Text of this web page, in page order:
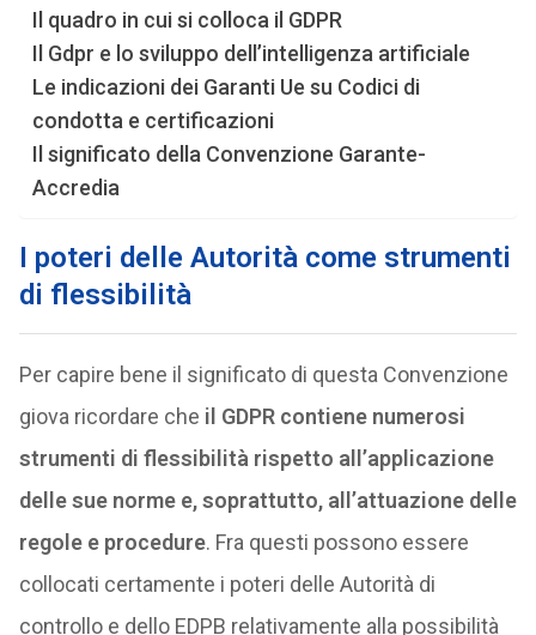
Il quadro in cui si colloca il GDPR
Il Gdpr e lo sviluppo dell’intelligenza artificiale
Le indicazioni dei Garanti Ue su Codici di
condotta e certificazioni
Il significato della Convenzione Garante-
Accredia
I poteri delle Autorità come strumenti
di flessibilità
Per capire bene il significato di questa Convenzione
giova ricordare che il GDPR contiene numerosi
strumenti di flessibilità rispetto all’applicazione
delle sue norme e, soprattutto, all’attuazione delle
regole e procedure. Fra questi possono essere
collocati certamente i poteri delle Autorità di
controllo e dello EDPB relativamente alla possibilità